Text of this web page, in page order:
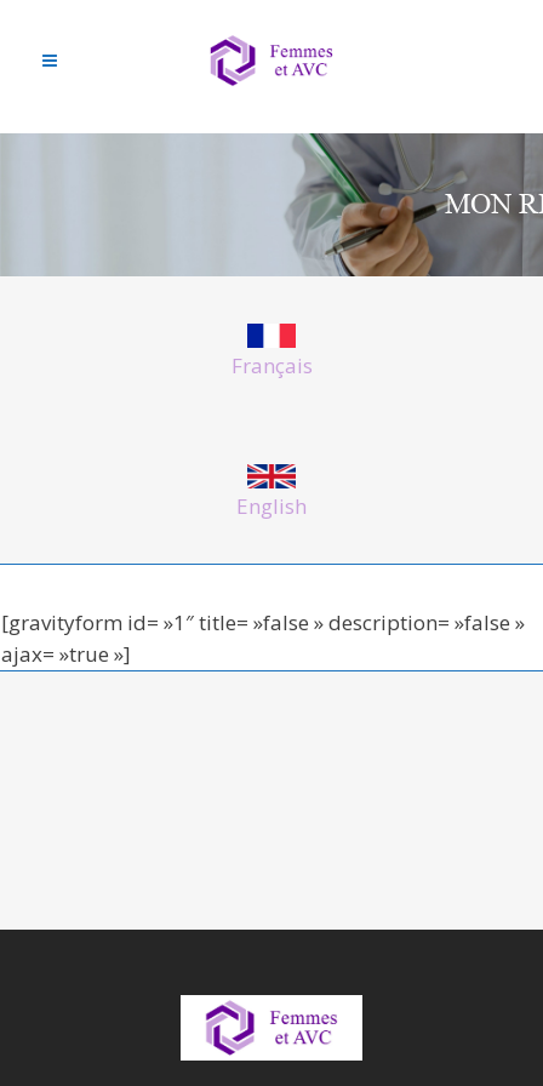
MON
Français
English
[gravityform id= »1″ title= »false » description= »false »
ajax= »true »]